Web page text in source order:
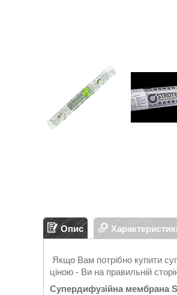
Опис
Якщо Вам потрібно купити
ціною - Ви на правильній
Супердифузійна мембрана